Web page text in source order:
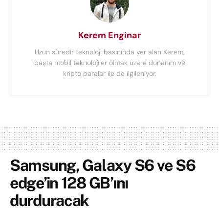
Kerem Enginar
Uzun süredir teknoloji basınında yer alan Kerem,
başta mobil teknolojiler olmak üzere donanım ve
kripto paralar ile de ilgileniyor.
Samsung, Galaxy S6 ve S6
edge’in 128 GB’ını
durduracak